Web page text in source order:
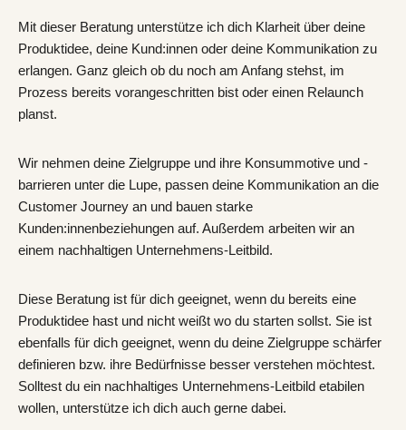
Mit dieser Beratung unterstütze ich dich Klarheit über deine
Produktidee, deine Kund:innen oder deine Kommunikation zu
erlangen. Ganz gleich ob du noch am Anfang stehst, im
Prozess bereits vorangeschritten bist oder einen Relaunch
planst.
Wir nehmen deine Zielgruppe und ihre Konsummotive und -
barrieren unter die Lupe, passen deine Kommunikation an die
Customer Journey an und bauen starke
Kunden:innenbeziehungen auf. Außerdem arbeiten wir an
einem nachhaltigen Unternehmens-Leitbild.
Diese Beratung ist für dich geeignet, wenn du bereits eine
Produktidee hast und nicht weißt wo du starten sollst. Sie ist
ebenfalls für dich geeignet, wenn du deine Zielgruppe schärfer
definieren bzw. ihre Bedürfnisse besser verstehen möchtest.
Solltest du ein nachhaltiges Unternehmens-Leitbild etabilen
wollen, unterstütze ich dich auch gerne dabei.